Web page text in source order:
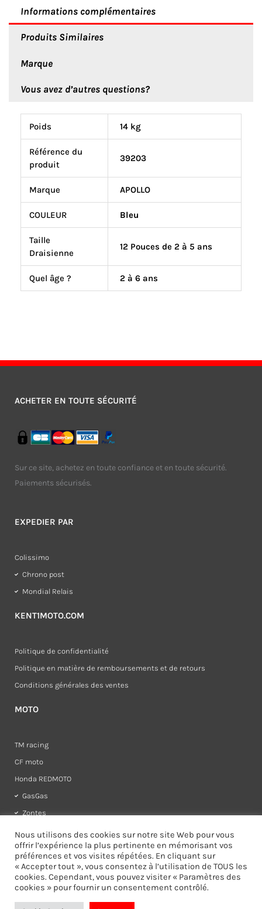
Informations complémentaires
Produits Similaires
Marque
Vous avez d’autres questions?
Poids 14 kg
Référence du
produit
39203
Marque APOLLO
COULEUR Bleu
Taille
Draisienne
12 Pouces de 2 à 5 ans
Quel âge ? 2 à 6 ans
MOTO
TM racing
CF moto
Honda REDMOTO
GasGas
Zontes
KENT1MOTO.COM
Politique de confidentialité
Politique en matière de remboursements et de retours
Conditions générales des ventes
EXPEDIER PAR
Colissimo
Chrono post
Mondial Relais
ACHETER EN TOUTE SÉCURITÉ
Sur ce site, achetez en toute confiance et en toute sécurité.
Paiements sécurisés.
Nous utilisons des cookies sur notre site Web pour vous
offrir l’expérience la plus pertinente en mémorisant vos
préférences et vos visites répétées. En cliquant sur
« Accepter tout », vous consentez à l’utilisation de TOUS les
cookies. Cependant, vous pouvez visiter « Paramètres des
cookies » pour fournir un consentement contrôlé.